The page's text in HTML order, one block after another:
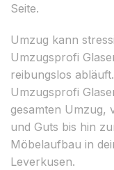
Seite.
Umzug kann
Umzugsprofi
reibungslos
Umzugsprofi
gesamten Umzug,
und Guts bis hin
Möbelaufbau in
Leverkusen.